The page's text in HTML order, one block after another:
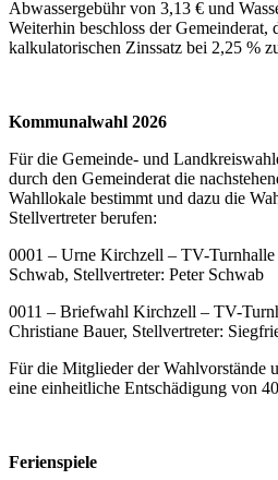
Abwassergebühr von 3,13 € und
Weiterhin beschloss der Gemeinderat,
kalkulatorischen Zinssatz bei 2,25 %
Kommunalwahl 2026
Für die Gemeinde- und
durch den Gemeinderat die
Wahllokale bestimmt und dazu die
Stellvertreter berufen:
0001 – Urne Kirchzell – TV-Turnhalle
Schwab, Stellvertreter: Peter Schwab
0011 – Briefwahl Kirchzell – TV-
Christiane Bauer, Stellvertreter:
Für die Mitglieder der Wahlvorstände
eine einheitliche Entschädigung von
Ferienspiele